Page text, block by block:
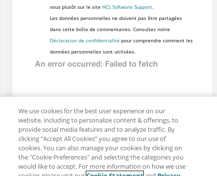
vous plutôt sur le site HCL Software Support.
Les données personnelles ne doivent pas être partagées
dans cette boîte de commentaires. Consultez notre
Déclaration de confidentialité pour comprendre comment les
données personnelles sont utilisées.
We use cookies for the best user experience on our
website, including to personalize content & offerings, to
provide social media features and to analyze traffic. By
clicking “Accept All Cookies” you agree to our use of
cookies. You can also manage your cookies by clicking on
the "Cookie Preferences" and selecting the categories you
would like to accept. For more information on how we use